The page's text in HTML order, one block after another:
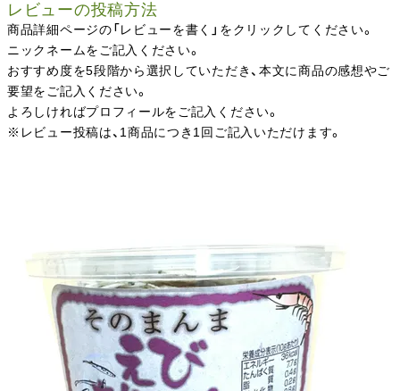
レビューの投稿方法
商品詳細ページの「レビューを書く」をクリックしてください。
ニックネームをご記入ください。
おすすめ度を5段階から選択していただき、本文に商品の感想やご
要望をご記入ください。
よろしければプロフィールをご記入ください。
※レビュー投稿は、1商品につき1回ご記入いただけます。